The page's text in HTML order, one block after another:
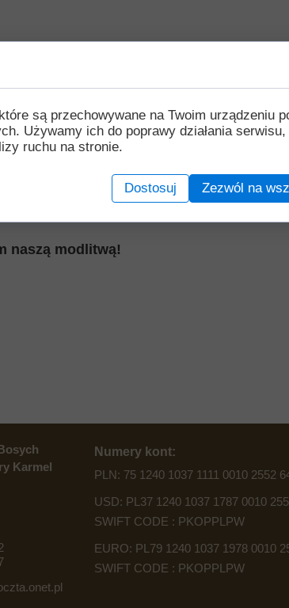
która - niezależnie od zewnętrznych
i Zmartwychwstaniu Chrystusa prowadzi
naszą modlitwą!
Numery kont:
PLN: 75 1240 1037 1111 0010 2552
USD: PL37 1240 1037 1787 0010
SWIFT CODE : PKOPPLPW
EURO: PL79 1240 1037 1978 0010
SWIFT CODE : PKOPPLPW
Karmel
są przechowywane na Twoim urządzeniu
Używamy ich do poprawy działania serwisu,
ruchu na stronie.
Dostosuj Zezwól na